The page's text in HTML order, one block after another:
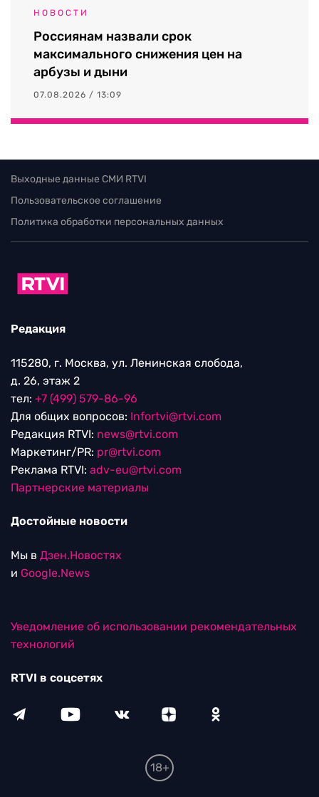
НОВОСТИ
Россиянам назвали срок
максимального снижения цен на
арбузы и дыни
07.08.2026 / 13:09
Выходные данные СМИ RTVI
Пользовательское соглашение
Политика обработки персональных данных
Редакция
115280, г. Москва, ул. Ленинская слобода,
д. 26, этаж 2
тел: +7 (499) 579-86-96
Для общих вопросов: Infortvi@rtvi.com
Редакция RTVI: news@rtvi.com
Маркетинг/PR: pr@rtvi.com
Реклама RTVI: adv-eu@rtvi.com
Партнерские материалы
Достойные новости
Мы в Дзен.Новостях
и Google.News
Уведомление об использовании рекомендательных
технологий
RTVI в соцсетях
18+